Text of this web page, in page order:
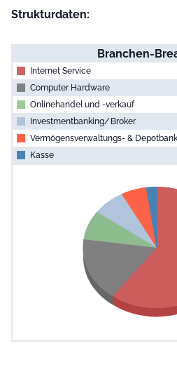
Strukturdaten:
Branchen-
Internet Service
Computer Hardware
Onlinehandel und -verkauf
Investmentbanking/ Broker
Vermögensverwaltungs- & Depotbank
Kasse
Pie chart with 6
View as data table,